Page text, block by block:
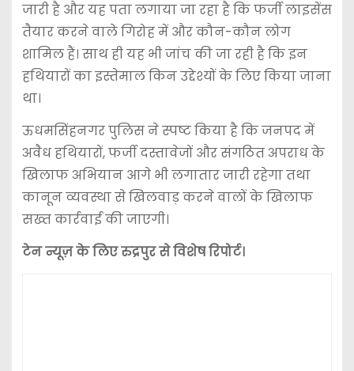
जारी है और यह पता लगाया जा रहा है कि फर्जी लाइसेंस
तैयार करने वाले गिरोह में और कौन-कौन लोग
शामिल हैं। साथ ही यह भी जांच की जा रही है कि इन
हथियारों का इस्तेमाल किन उद्देश्यों के लिए किया जाना
था।
ऊधमसिंहनगर पुलिस ने स्पष्ट किया है कि जनपद में
अवैध हथियारों, फर्जी दस्तावेजों और संगठित अपराध के
खिलाफ अभियान आगे भी लगातार जारी रहेगा तथा
कानून व्यवस्था से खिलवाड़ करने वालों के खिलाफ
सख्त कार्रवाई की जाएगी।
टेन न्यूज़ के लिए रुद्रपुर से विशेष रिपोर्ट।